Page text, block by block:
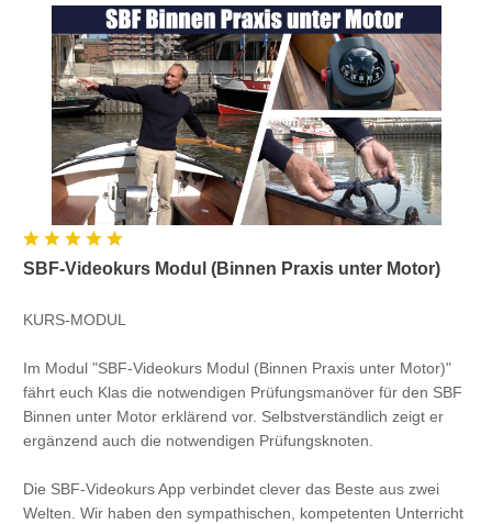
SBF-Videokurs Modul (Binnen Praxis unter Motor)
KURS-MODUL
Im Modul "SBF-Videokurs Modul (Binnen Praxis unter Motor)"
fährt euch Klas die notwendigen Prüfungsmanöver für den SBF
Binnen unter Motor erklärend vor. Selbstverständlich zeigt er
ergänzend auch die notwendigen Prüfungsknoten.
Die SBF-Videokurs App verbindet clever das Beste aus zwei
Welten. Wir haben den sympathischen, kompetenten Unterricht